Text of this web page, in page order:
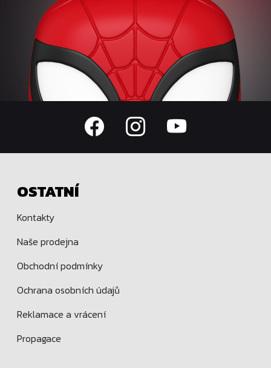
OSTATNÍ
Kontakty
Naše prodejna
Obchodní podmínky
Ochrana osobních údajů
Reklamace a vrácení
Propagace